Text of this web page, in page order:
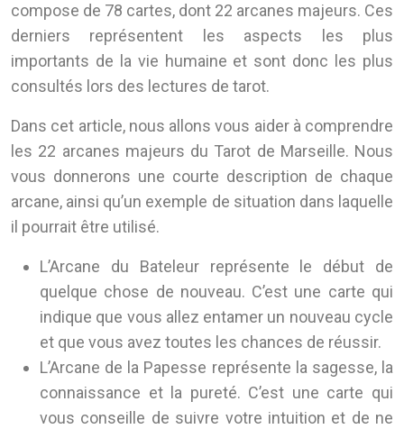
compose de 78 cartes, dont 22 arcanes majeurs. Ces
derniers représentent les aspects les plus
importants de la vie humaine et sont donc les plus
consultés lors des lectures de tarot.
Dans cet article, nous allons vous aider à comprendre
les 22 arcanes majeurs du Tarot de Marseille. Nous
vous donnerons une courte description de chaque
arcane, ainsi qu’un exemple de situation dans laquelle
il pourrait être utilisé.
L’Arcane du Bateleur représente le début de
quelque chose de nouveau. C’est une carte qui
indique que vous allez entamer un nouveau cycle
et que vous avez toutes les chances de réussir.
L’Arcane de la Papesse représente la sagesse, la
connaissance et la pureté. C’est une carte qui
vous conseille de suivre votre intuition et de ne